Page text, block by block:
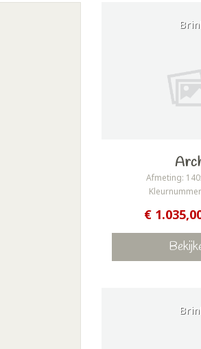
Afmeting:
€